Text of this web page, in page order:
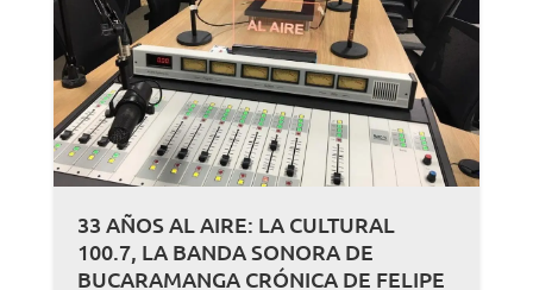
33 AÑOS AL AIRE: LA CULTURAL
100.7, LA BANDA SONORA DE
BUCARAMANGA CRÓNICA DE FELIPE